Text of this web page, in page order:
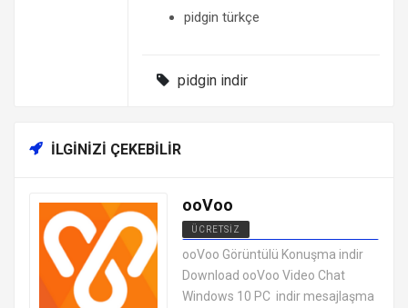
pidgin türkçe
pidgin indir
İLGINIZI ÇEKEBILIR
ooVoo
ÜCRETSIZ
MESAJLAŞMA SOHBET
PROGRAMLARI
ooVoo Görüntülü Konuşma indir
Download ooVoo Video Chat
Windows 10 PC indir mesajlaşma